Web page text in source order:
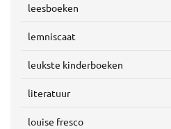
leesboeken
lemniscaat
leukste kinderboeken
literatuur
louise fresco